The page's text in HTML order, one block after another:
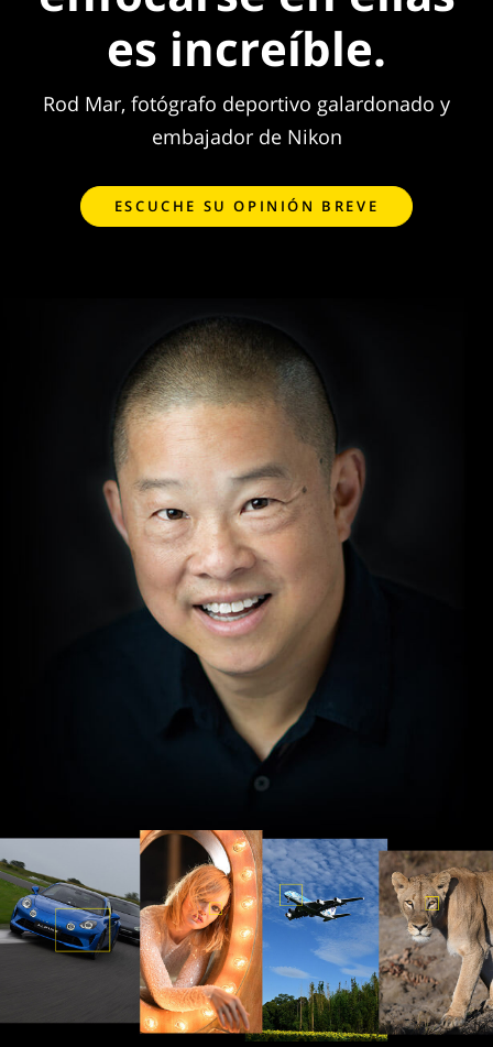
es increíble.
Rod Mar, fotógrafo deportivo galardonado y
embajador de Nikon
ESCUCHE SU OPINIÓN BREVE